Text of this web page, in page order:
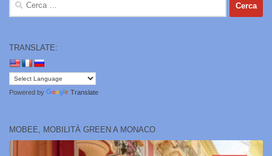
per:
TRANSLATE:
Powered by Translate
MOBEE, MOBILITÀ GREEN A MONACO